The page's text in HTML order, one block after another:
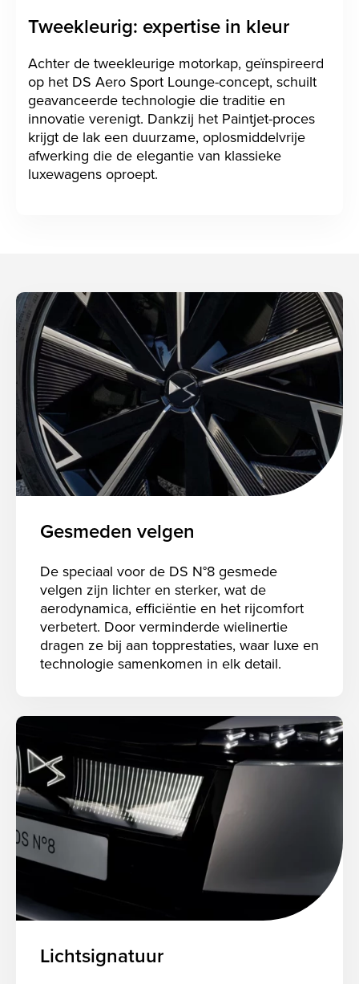
Tweekleurig: expertise in kleur
Achter de tweekleurige motorkap, geïnspireerd
op het DS Aero Sport Lounge-concept, schuilt
geavanceerde technologie die traditie en
innovatie verenigt. Dankzij het Paintjet-proces
krijgt de lak een duurzame, oplosmiddelvrije
afwerking die de elegantie van klassieke
luxewagens oproept.
Gesmeden velgen
De speciaal voor de DS N°8 gesmede
velgen zijn lichter en sterker, wat de
aerodynamica, efficiëntie en het rijcomfort
verbetert. Door verminderde wielinertie
dragen ze bij aan topprestaties, waar luxe en
technologie samenkomen in elk detail.
Lichtsignatuur